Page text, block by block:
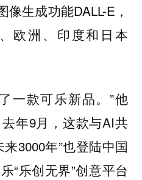
生成功能DALL-E，
欧洲、印度和日本
一款可乐新品。”他
年9月，这款与AI共
3000年”也登陆中国
“乐创无界”创意平台